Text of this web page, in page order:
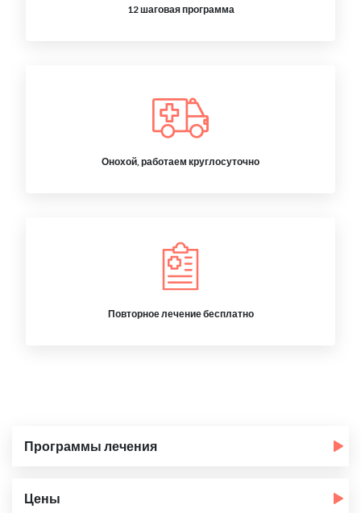
12 шаговая программа
Онохой, работаем круглосуточно
Повторное лечение бесплатно
Программы лечения
Цены